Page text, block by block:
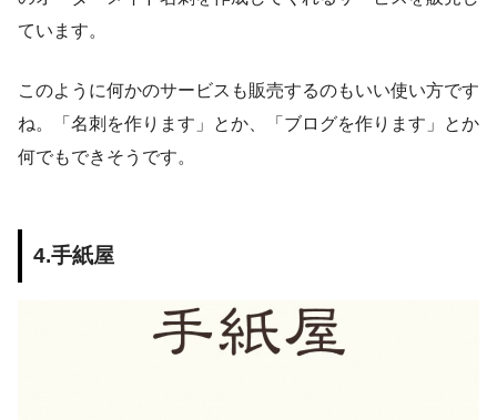
ています。
このように何かのサービスも販売するのもいい使い方です
ね。「名刺を作ります」とか、「ブログを作ります」とか
何でもできそうです。
4.手紙屋